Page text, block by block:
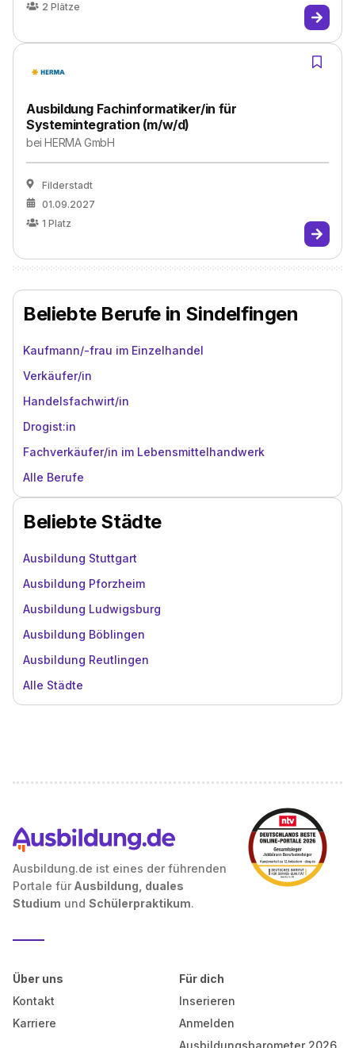
2 Plätze
Ausbildung Fachinformatiker/in für
Systemintegration (m/w/d)
beiHERMA GmbH
Filderstadt
01.09.2027
1 Platz
Beliebte Berufe in Sindelfingen
Kaufmann/-frau im Einzelhandel
Verkäufer/in
Handelsfachwirt/in
Drogist:in
Fachverkäufer/in im Lebensmittelhandwerk
Alle Berufe
Beliebte Städte
Ausbildung Stuttgart
Ausbildung Pforzheim
Ausbildung Ludwigsburg
Ausbildung Böblingen
Ausbildung Reutlingen
Alle Städte
Ausbildung.de ist eines der führenden
Portale für Ausbildung, duales
Studium und Schülerpraktikum.
Über uns
Kontakt
Karriere
Für dich
Inserieren
Anmelden
Ausbildungsbarometer 2026